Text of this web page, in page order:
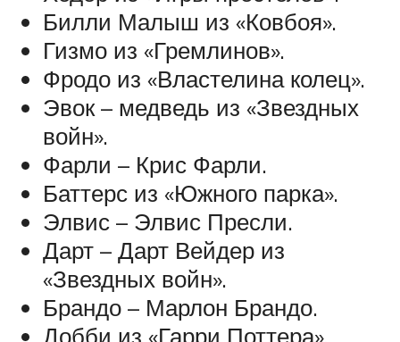
Билли Малыш из «Ковбоя».
Гизмо из «Гремлинов».
Фродо из «Властелина колец».
Эвок – медведь из «Звездных
войн».
Фарли – Крис Фарли.
Баттерс из «Южного парка».
Элвис – Элвис Пресли.
Дарт – Дарт Вейдер из
«Звездных войн».
Брандо – Марлон Брандо.
Добби из «Гарри Поттера».